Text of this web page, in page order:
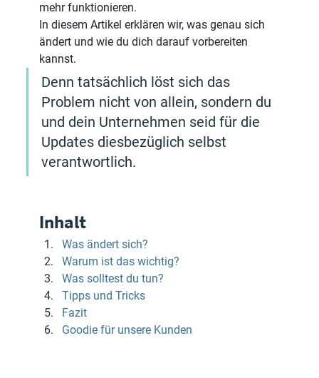
mehr funktionieren.
In diesem Artikel erklären wir, was genau sich
ändert und wie du dich darauf vorbereiten
kannst.
Denn tatsächlich löst sich das
Problem nicht von allein, sondern du
und dein Unternehmen seid für die
Updates diesbezüglich selbst
verantwortlich.
Inhalt
Was ändert sich?
Warum ist das wichtig?
Was solltest du tun?
Tipps und Tricks
Fazit
Goodie für unsere Kunden